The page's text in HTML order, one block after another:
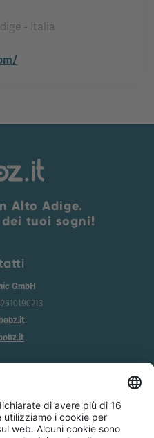
- Italia
Alto Adige.
tuoi sogni!
GmbH
generali